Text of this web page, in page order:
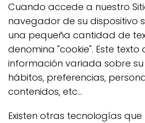
Cuando accede a nuestro
navegador de su dispositivo
una pequeña cantidad de
denomina "cookie". Este texto
información variada sobre
hábitos, preferencias,
contenidos, etc...
Existen otras tecnologías